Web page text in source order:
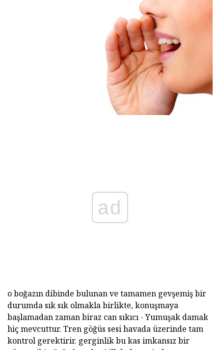
ad
o boğazın dibinde bulunan ve tamamen gevşemiş bir
durumda sık sık olmakla birlikte, konuşmaya
başlamadan zaman biraz can sıkıcı - Yumuşak damak
hiç mevcuttur. Tren göğüs sesi havada üzerinde tam
kontrol gerektirir. gerginlik bu kas imkansız bir